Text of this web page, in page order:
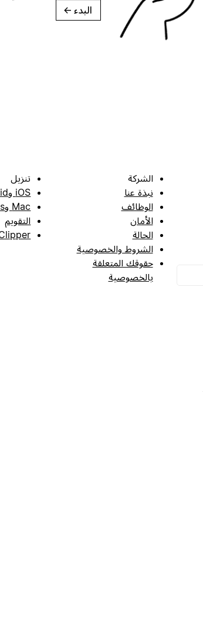
البدء →
الشركة
نبذة عنا
الوظائف
الأمان
الحالة
الشروط والخصوصية
حقوقك المتعلقة
بالخصوصية
تنزيل
iOS وAndroid
Mac وWindows
التقويم